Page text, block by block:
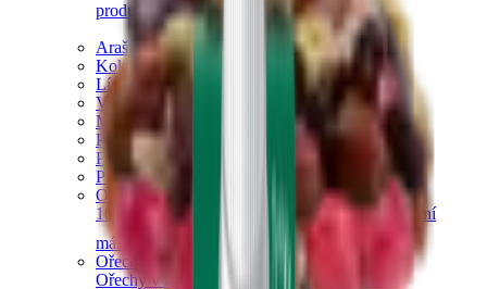
produkty z mandlí
Další kategorie
Arašídy
Kokosové ořechy
Lískové ořechy
Vlašské ořechy
Makadamové ořechy
Para ořechy
Pekanové ořechy
Píniové oříšky
Ořechová másla
100% ořechová
Slaný karamel
Ostatní
másla a pasty
Další kategorie
Ořechy v čokoládě
Ořechy v hořké čokoládě
Ořechy v mléčné